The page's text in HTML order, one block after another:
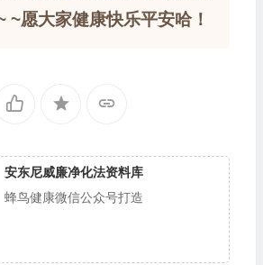
~愿大家健康快乐平安哈！
安东尼威廉净化法资料库
蜂鸟健康微信公众号打造